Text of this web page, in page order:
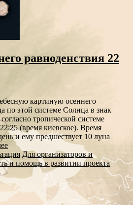
равноденствия 22
картиную осеннего
по этой системе Солнца в знак
тропической системе
(время киевское). Время
и ему предшествует 10 луна
Для организаторов и
и помощь в развитии проекта